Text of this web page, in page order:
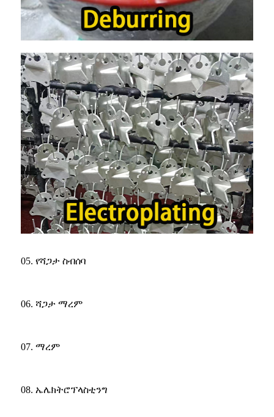
05. የሻጋታ ስብሰባ
06. ሻጋታ ማረም
07. ማረም
08. ኤሌክትሮፕላስቲንግ